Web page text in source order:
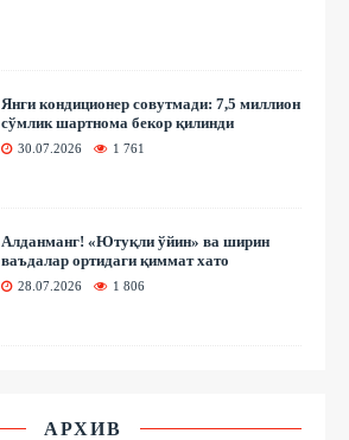
Янги кондиционер совутмади: 7,5 миллион
сўмлик шартнома бекор қилинди
30.07.2026 1 761
Алданманг! «Ютуқли ўйин» ва ширин
ваъдалар ортидаги қиммат хато
28.07.2026 1 806
АРХИВ